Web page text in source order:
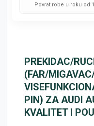
Povrat robe u roku od
PREKIDAC/
(FAR/
PIN) ZA AUDI
KVALITET I